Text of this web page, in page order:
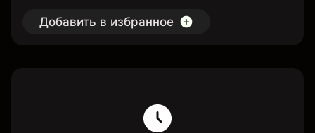
Добавить в избранное